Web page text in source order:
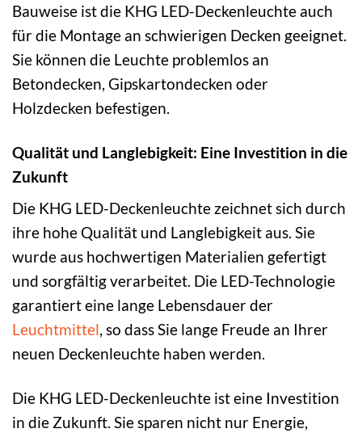
Bauweise ist die KHG LED-Deckenleuchte auch
für die Montage an schwierigen Decken geeignet.
Sie können die Leuchte problemlos an
Betondecken, Gipskartondecken oder
Holzdecken befestigen.
Qualität und Langlebigkeit: Eine Investition in die
Zukunft
Die KHG LED-Deckenleuchte zeichnet sich durch
ihre hohe Qualität und Langlebigkeit aus. Sie
wurde aus hochwertigen Materialien gefertigt
und sorgfältig verarbeitet. Die LED-Technologie
garantiert eine lange Lebensdauer der
Leuchtmittel, so dass Sie lange Freude an Ihrer
neuen Deckenleuchte haben werden.
Die KHG LED-Deckenleuchte ist eine Investition
in die Zukunft. Sie sparen nicht nur Energie,